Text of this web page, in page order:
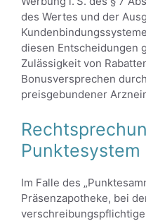
des Wertes und der
diesen Entscheidungen
Zulässigkeit von
Bonusversprechen
preisgebundener
Punktesystem
Im Falle des
Präsenzapotheke, bei